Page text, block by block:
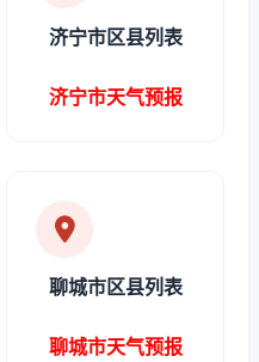
济宁市区县列表
济宁市天气预报
聊城市区县列表
聊城市天气预报